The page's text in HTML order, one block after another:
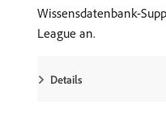
Wissensdatenbank-
League an.
Details